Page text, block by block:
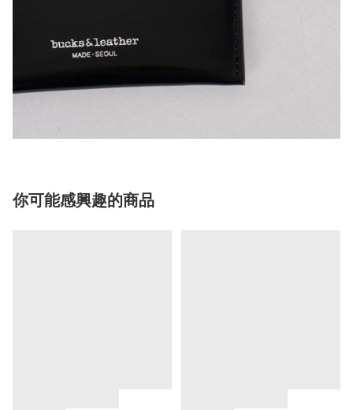
你可能感興趣的商品